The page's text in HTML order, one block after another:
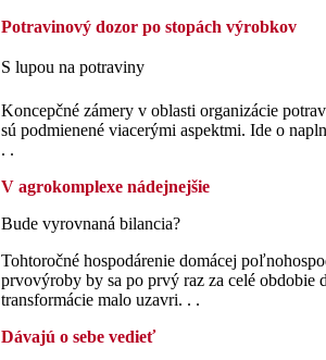
Potravinový dozor po stopách výrobkov
S lupou na potraviny
Koncepčné zámery v oblasti organizácie
sú podmienené viacerými aspektmi. Ide o
. .
V agrokomplexe nádejnejšie
Bude vyrovnaná bilancia?
Tohtoročné hospodárenie domácej
prvovýroby by sa po prvý raz za celé obdobie
transformácie malo uzavri. . .
Dávajú o sebe vedieť